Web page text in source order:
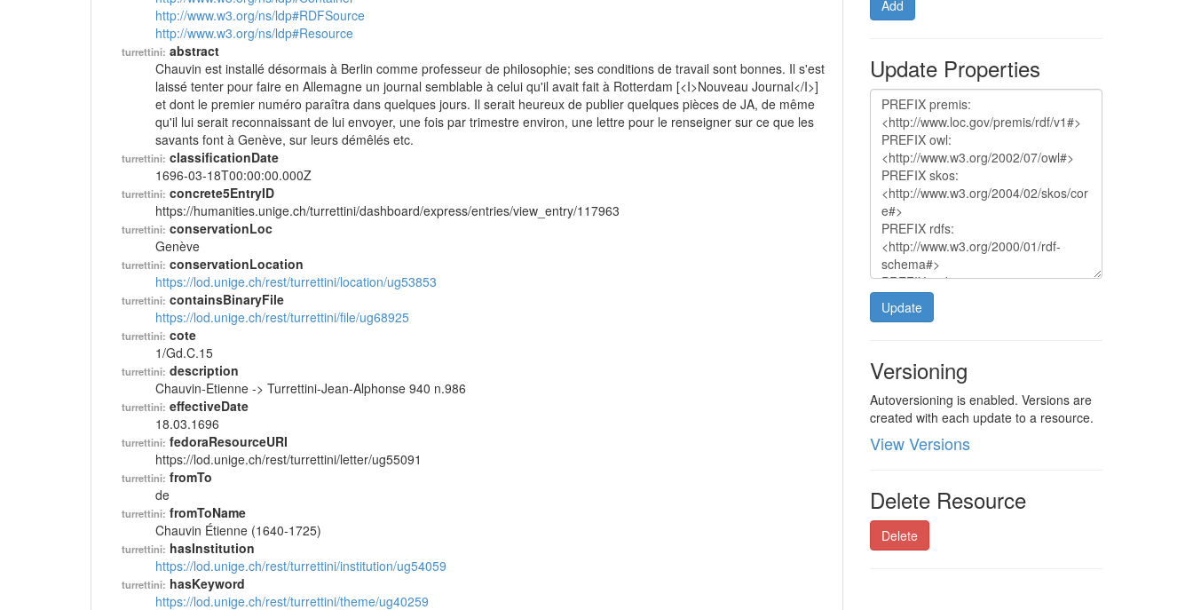
Add
Update Properties
Update
Versioning
Autoversioning is enabled. Versions are
created with each update to a resource.
View Versions
Delete Resource
Delete
http://www.w3.org/ns/ldp#RDFSource
http://www.w3.org/ns/ldp#Resource
turrettini: abstract
Chauvin est installé désormais à Berlin comme professeur de philosophie; ses conditions de travail sont bonnes. Il s'est
laissé tenter pour faire en Allemagne un journal semblable à celui qu'il avait fait à Rotterdam [<I>Nouveau Journal</I>]
et dont le premier numéro paraîtra dans quelques jours. Il serait heureux de publier quelques pièces de JA, de même
qu'il lui serait reconnaissant de lui envoyer, une fois par trimestre environ, une lettre pour le renseigner sur ce que les
savants font à Genève, sur leurs démêlés etc.
turrettini: classificationDate
1696-03-18T00:00:00.000Z
turrettini: concrete5EntryID
https://humanities.unige.ch/turrettini/dashboard/express/entries/view_entry/117963
turrettini: conservationLoc
Genève
turrettini: conservationLocation
https://lod.unige.ch/rest/turrettini/location/ug53853
turrettini: containsBinaryFile
https://lod.unige.ch/rest/turrettini/file/ug68925
turrettini: cote
1/Gd.C.15
turrettini: description
Chauvin-Etienne -> Turrettini-Jean-Alphonse 940 n.986
turrettini: effectiveDate
18.03.1696
turrettini: fedoraResourceURI
https://lod.unige.ch/rest/turrettini/letter/ug55091
turrettini: fromTo
de
turrettini: fromToName
Chauvin Étienne (1640-1725)
turrettini: hasInstitution
https://lod.unige.ch/rest/turrettini/institution/ug54059
turrettini: hasKeyword
https://lod.unige.ch/rest/turrettini/theme/ug40259